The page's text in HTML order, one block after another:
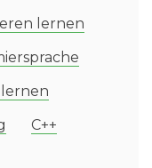
lernen
C++